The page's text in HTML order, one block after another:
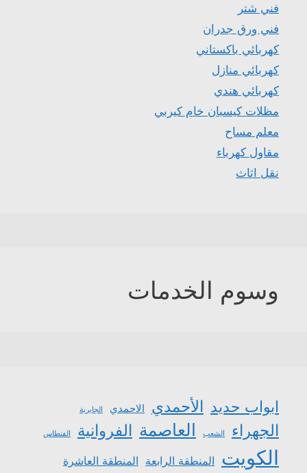
فني شتر
فني ورق جدران
كهربائي باكستاني
كهربائي منازل
كهربائي هندي
مظلات كيسبان خام كيربي
معلم مساح
مقاول كهرباء
نقل اثاث
وسوم الخدمات
ابواب حديد الأحمدي الاحمدي الجابرية
الجهراء الشعب العاصمة الفروانية الفنطاس
الكويت المنطقة الرابعة المنطقة العاشرة